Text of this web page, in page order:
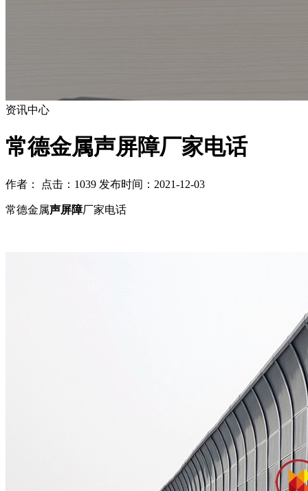
资讯中心
常德金属声屏障厂家电话
作者： 点击：1039 发布时间：2021-12-03
常德金属声屏障厂家电话